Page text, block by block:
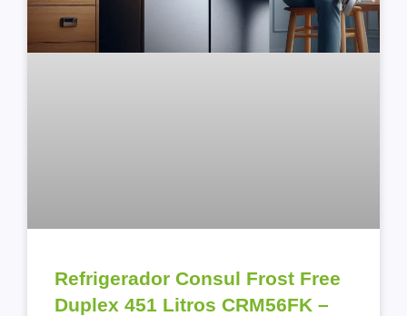
Refrigerador Consul Frost Free
Duplex 451 Litros CRM56FK –